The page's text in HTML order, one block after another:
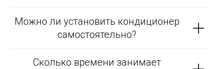
Можно ли установить кондиционер
самостоятельно?
Сколько времени занимает